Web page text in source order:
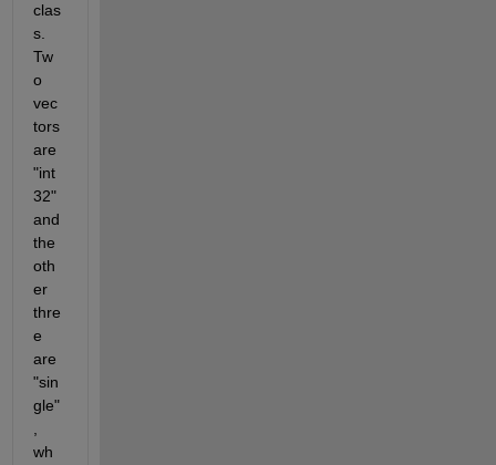
clas
s.
Tw
o
vec
tors
are
"int
32"
and
the
oth
er
thre
e
are
"sin
gle"
wh